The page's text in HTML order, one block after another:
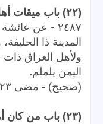
(٢٢) باب ميقات أهل العراق
٢٤٨٧ - عن
المدينة ذا
ولأهل العراق
اليمن يلملم.
(صحيح) - مضى ١٢٣ [٢٢٨٤]
(٢٣) باب من كان أهله دون الميقات